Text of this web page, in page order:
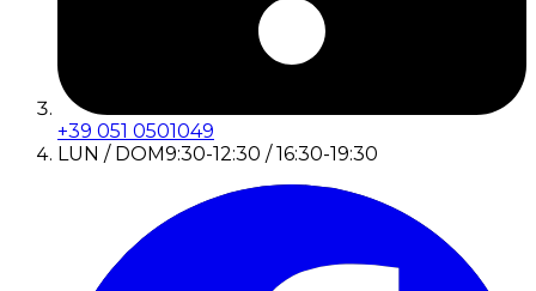
+39 051 0501049
LUN / DOM9:30-12:30 / 16:30-19:30